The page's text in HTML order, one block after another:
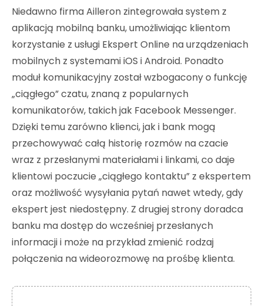
Niedawno firma Ailleron zintegrowała system z
aplikacją mobilną banku, umożliwiając klientom
korzystanie z usługi Ekspert Online na urządzeniach
mobilnych z systemami iOS i Android. Ponadto
moduł komunikacyjny został wzbogacony o funkcję
„ciągłego” czatu, znaną z popularnych
komunikatorów, takich jak Facebook Messenger.
Dzięki temu zarówno klienci, jak i bank mogą
przechowywać całą historię rozmów na czacie
wraz z przesłanymi materiałami i linkami, co daje
klientowi poczucie „ciągłego kontaktu” z ekspertem
oraz możliwość wysyłania pytań nawet wtedy, gdy
ekspert jest niedostępny. Z drugiej strony doradca
banku ma dostęp do wcześniej przesłanych
informacji i może na przykład zmienić rodzaj
połączenia na wideorozmowę na prośbę klienta.